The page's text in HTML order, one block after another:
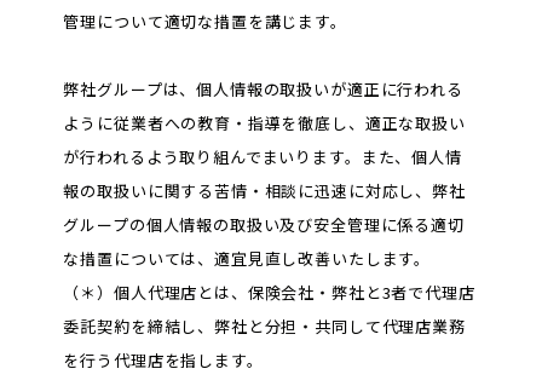
管理について適切な措置を講じます。
弊社グループは、個人情報の取扱いが適正に行われる
ように従業者への教育・指導を徹底し、適正な取扱い
が行われるよう取り組んでまいります。また、個人情
報の取扱いに関する苦情・相談に迅速に対応し、弊社
グループの個人情報の取扱い及び安全管理に係る適切
な措置については、適宜見直し改善いたします。
（＊）個人代理店とは、保険会社・弊社と3者で代理店
委託契約を締結し、弊社と分担・共同して代理店業務
を行う代理店を指します。